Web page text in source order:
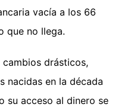
vacía a los 66
que no llega.
drásticos,
nacidas en la década
su acceso al dinero se